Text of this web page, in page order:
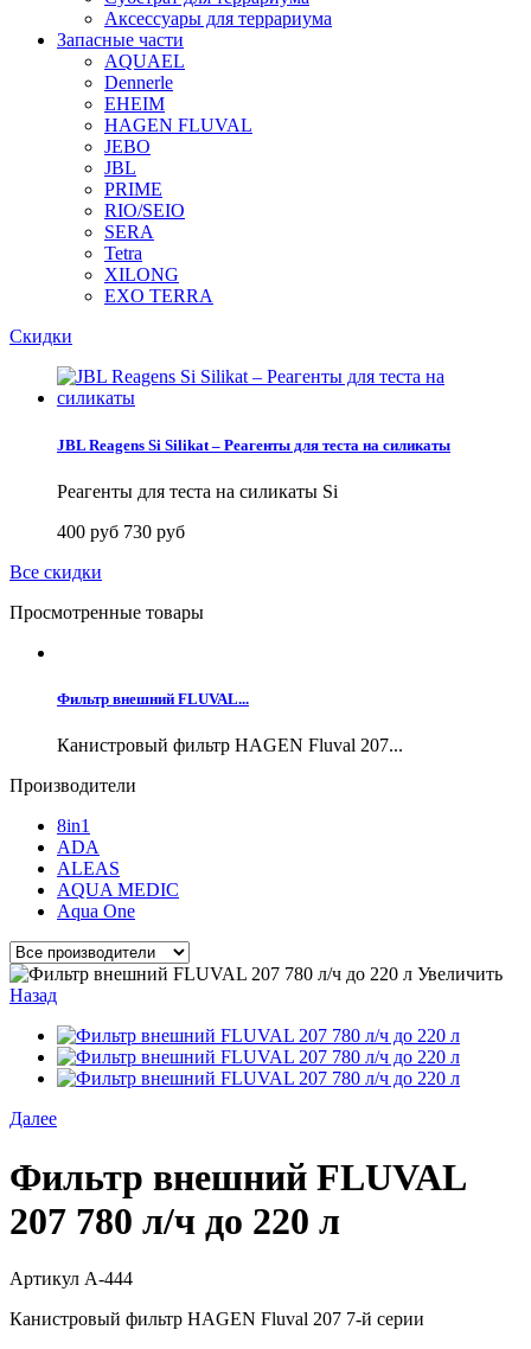
Аксессуары для террариума
Запасные части
AQUAEL
Dennerle
EHEIM
HAGEN FLUVAL
JEBO
JBL
PRIME
RIO/SEIO
SERA
Tetra
XILONG
EXO TERRA
Скидки
JBL Reagens Si Silikat – Реагенты для теста на силикаты
Реагенты для теста на силикаты Si
400 руб 730 руб
Все скидки
Просмотренные товары
Фильтр внешний FLUVAL...
Канистровый фильтр HAGEN Fluval 207...
Производители
8in1
ADA
ALEAS
AQUA MEDIC
Aqua One
Увеличить
Назад
Далее
Фильтр внешний FLUVAL
207 780 л/ч до 220 л
Артикул A-444
Канистровый фильтр HAGEN Fluval 207 7-й серии